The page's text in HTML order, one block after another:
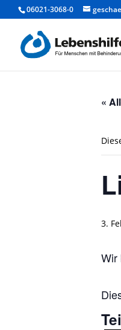
06021-3068-0
«
3.
Wir